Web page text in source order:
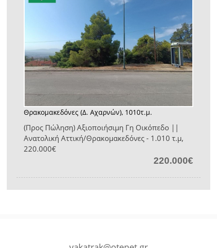
Θρακομακεδόνες (Δ. Αχαρνών), 1010τ.μ.
(Προς Πώληση) Αξιοποιήσιμη Γη Οικόπεδο ||
Ανατολική Αττική/Θρακομακεδόνες - 1.010 τ.μ,
220.000€
220.000€